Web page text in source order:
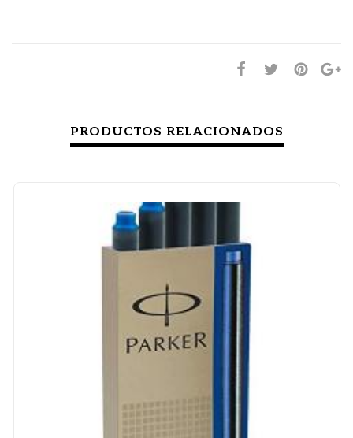
PRODUCTOS RELACIONADOS